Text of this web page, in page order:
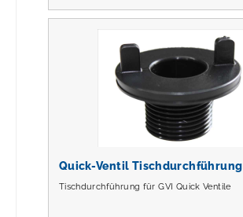
Quick-Ventil Tischdurchführung
Tischdurchführung für GVI Quick Ventile